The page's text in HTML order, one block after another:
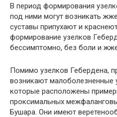
В период формирования
под ними могут возникать
суставы припухают и
формирование узелков
бессимптомно, без боли и
Помимо узелков Гебердена,
возникают малоболезненные
которые расположены
проксимальных
Бушара. Они имеют